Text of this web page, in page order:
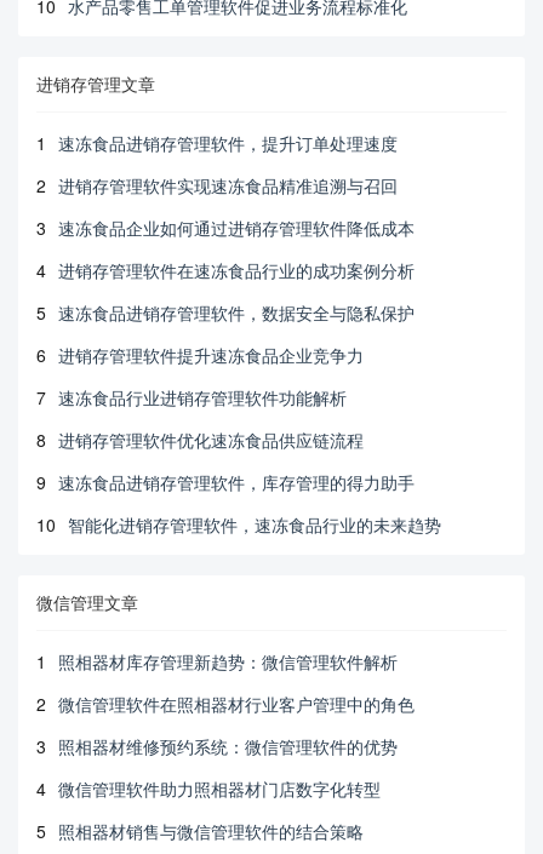
10 水产品零售工单管理软件促进业务流程标准化
进销存管理文章
1
速冻食品进销存管理软件，提升订单处理速度
2 进销存管理软件实现速冻食品精准追溯与召回
3 速冻食品企业如何通过进销存管理软件降低成本
4 进销存管理软件在速冻食品行业的成功案例分析
5 速冻食品进销存管理软件，数据安全与隐私保护
6 进销存管理软件提升速冻食品企业竞争力
7 速冻食品行业进销存管理软件功能解析
8 进销存管理软件优化速冻食品供应链流程
9 速冻食品进销存管理软件，库存管理的得力助手
10 智能化进销存管理软件，速冻食品行业的未来趋势
微信管理文章
1
照相器材库存管理新趋势：微信管理软件解析
2 微信管理软件在照相器材行业客户管理中的角色
3 照相器材维修预约系统：微信管理软件的优势
4 微信管理软件助力照相器材门店数字化转型
5 照相器材销售与微信管理软件的结合策略